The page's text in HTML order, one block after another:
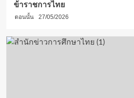
ข้าราชการไทย
ตอนนั้น 27/05/2026